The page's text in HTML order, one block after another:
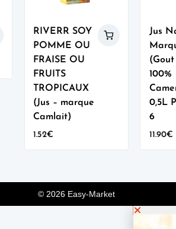
RIVERR SOY
POMME OU
FRAISE OU
FRUITS
TROPICAUX
(Jus – marque
Camlait)
1.52€
Jus
100%
0,5L
6
11.90€
© 2026 Easy-Market